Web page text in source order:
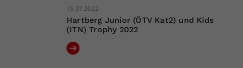
15.07.2022
Hartberg Junior (ÖTV Kat2) und Kids
(ITN) Trophy 2022